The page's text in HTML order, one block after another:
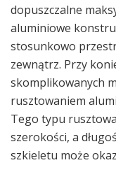
dopuszczalne
aluminiowe
stosunkowo
zewnątrz. Przy
skomplikowanych
rusztowaniem
Tego typu
szerokości, a
szkieletu może